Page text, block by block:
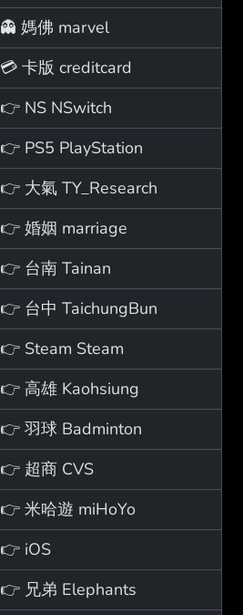
👻 媽佛 marvel
💳 卡版 creditcard
👉 NS NSwitch
👉 PS5 PlayStation
👉 大氣 TY_Research
👉 婚姻 marriage
👉 台南 Tainan
👉 台中 TaichungBun
👉 Steam Steam
👉 高雄 Kaohsiung
👉 羽球 Badminton
👉 超商 CVS
👉 米哈遊 miHoYo
👉 iOS
👉 兄弟 Elephants